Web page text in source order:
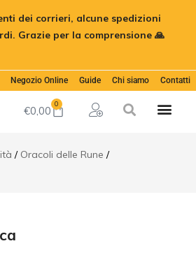
dei corrieri, alcune spedizioni
Grazie per la comprensione 🙏
Negozio Online Guide Chi siamo Contatti
€0,00 0
Oracoli delle Rune
€ 20,00